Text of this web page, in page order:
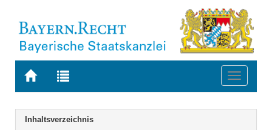
Zur
BAYERN.RECHT
Zur
letzten
Suche
Toggle
Navigation
Inhaltsverzeichnis